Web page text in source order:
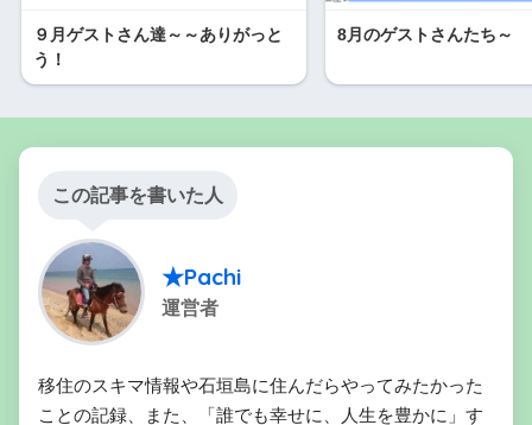
９月ゲストさん達～～ありがっと
う！
8月のゲストさんたち～
この記事を書いた人
★Pachi
運営者
移住のスキマ情報や石垣島に住んだらやってみたかった
ことの記録、また、「誰でも幸せに、人生を豊かに」す